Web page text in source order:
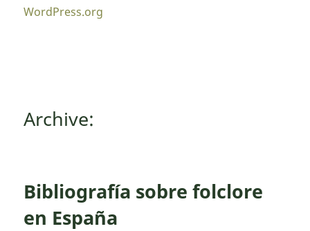
WordPress.org
Archive:
Bibliografía sobre folclore
en España